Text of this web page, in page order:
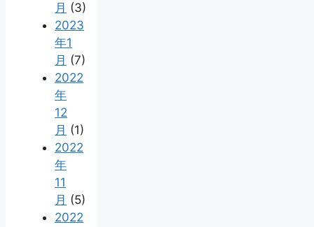
月 (3)
2023
年1
月 (7)
2022
年
12
月 (1)
2022
年
11
月 (5)
2022